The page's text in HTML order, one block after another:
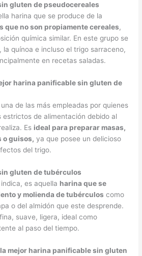
gluten de pseudocereales
harina que se produce de la
que no son propiamente cereales,
química similar. En este grupo se
quínoa e incluso el trigo sarraceno,
en recetas saladas.
harina panificable sin gluten de
de las más empleadas por quienes
estrictos de alimentación debido al
Es ideal para preparar masas,
o guisos, ya que posee un delicioso
del trigo.
gluten de tubérculos
es aquella harina que se
y molienda de tubérculos como
o del almidón que este desprende.
suave, ligera, ideal como
al paso del tiempo.
mejor harina panificable sin gluten